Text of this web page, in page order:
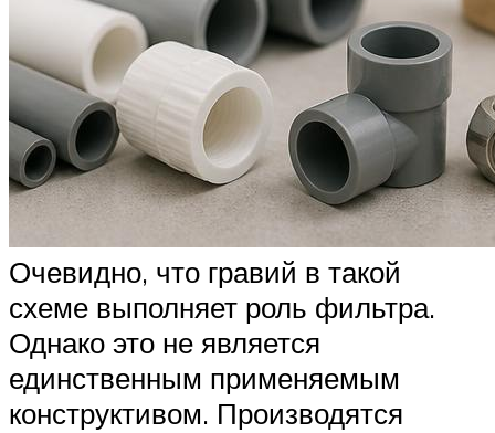
Очевидно, что гравий в такой
схеме выполняет роль фильтра.
Однако это не является
единственным применяемым
конструктивом. Производятся